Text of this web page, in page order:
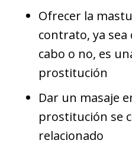
Ofrecer la
contrato, ya sea
cabo o no, es
prostitución
Dar un masaje
prostitución se
relacionado